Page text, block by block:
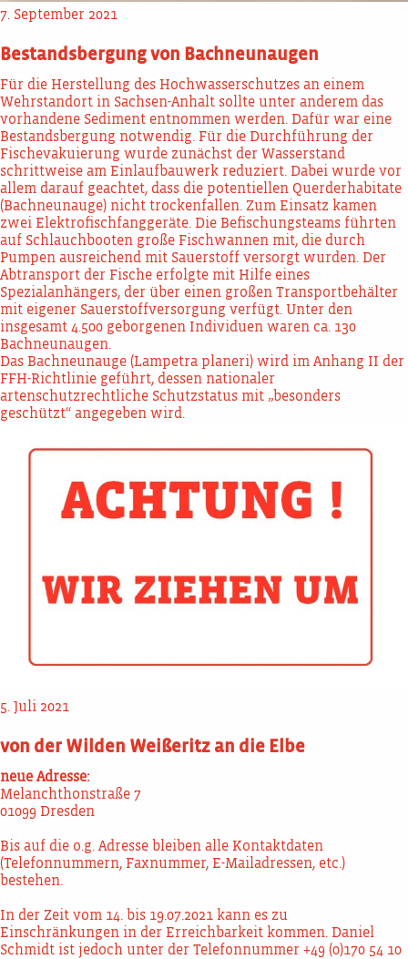
7. September 2021
Bestandsbergung von Bachneunaugen
Für die Herstellung des Hochwasserschutzes an einem
Wehrstandort in Sachsen-Anhalt sollte unter anderem das
vorhandene Sediment entnommen werden. Dafür war eine
Bestandsbergung notwendig. Für die Durchführung der
Fischevakuierung wurde zunächst der Wasserstand
schrittweise am Einlaufbauwerk reduziert. Dabei wurde vor
allem darauf geachtet, dass die potentiellen Querderhabitate
(Bachneunauge) nicht trockenfallen. Zum Einsatz kamen
zwei Elektrofischfanggeräte. Die Befischungsteams führten
auf Schlauchbooten große Fischwannen mit, die durch
Pumpen ausreichend mit Sauerstoff versorgt wurden. Der
Abtransport der Fische erfolgte mit Hilfe eines
Spezialanhängers, der über einen großen Transportbehälter
mit eigener Sauerstoffversorgung verfügt. Unter den
insgesamt 4.500 geborgenen Individuen waren ca. 130
Bachneunaugen.
Das Bachneunauge (Lampetra planeri) wird im Anhang II der
FFH-Richtlinie geführt, dessen nationaler
artenschutzrechtliche Schutzstatus mit „besonders
geschützt“ angegeben wird.
5. Juli 2021
von der Wilden Weißeritz an die Elbe
neue Adresse:
Melanchthonstraße 7
01099 Dresden
Bis auf die o.g. Adresse bleiben alle Kontaktdaten
(Telefonnummern, Faxnummer, E-Mailadressen, etc.)
bestehen.
In der Zeit vom 14. bis 19.07.2021 kann es zu
Einschränkungen in der Erreichbarkeit kommen. Daniel
Schmidt ist jedoch unter der Telefonnummer +49 (0)170 54 10